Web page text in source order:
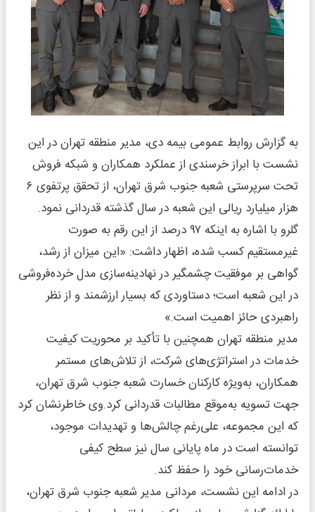
به گزارش روابط عمومی بیمه دی، مدیر منطقه تهران در این
نشست با ابراز خرسندی از عملکرد همکاران و شبکه فروش
تحت سرپرستی شعبه جنوب شرق تهران، از تحقق پرتفوی ۶
هزار میلیارد ریالی این شعبه در سال گذشته قدردانی نمود.
گلرو با اشاره به اینکه ۹۷ درصد از این رقم به صورت
غیرمستقیم کسب شده، اظهار داشت: «این میزان از رشد،
گواهی بر موفقیت چشمگیر در نهادینه‌سازی مدل خرده‌فروشی
در این شعبه است؛ دستاوردی که بسیار ارزشمند و از نظر
راهبردی حائز اهمیت است.»
مدیر منطقه تهران همچنین با تأکید بر محوریت کیفیت
خدمات در استراتژی‌های شرکت، از تلاش‌های مستمر
همکاران، به‌ویژه کارکنان خسارت شعبه جنوب شرق تهران،
جهت تسویه به‌موقع مطالبات قدردانی کرد.وی خاطرنشان کرد
که این مجموعه، علی‌رغم چالش‌ها و تهدیدات موجود،
توانسته است در ماه پایانی سال نیز سطح کیفی
خدمات‌رسانی خود را حفظ کند.
در ادامه این نشست، مردانی مدیر شعبه جنوب شرق تهران،